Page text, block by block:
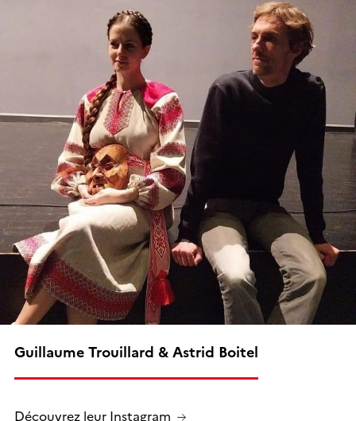
Guillaume Trouillard & Astrid Boitel
Découvrez leur Instagram